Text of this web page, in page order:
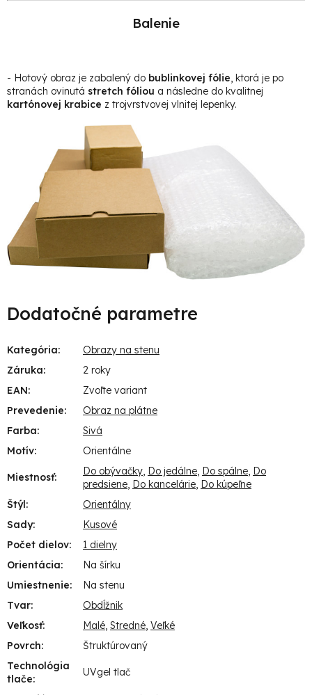
Balenie
- Hotový obraz je zabalený do bublinkovej fólie, ktorá je po
stranách ovinutá stretch fóliou a následne do kvalitnej
kartónovej krabice z trojvrstvovej vlnitej lepenky.
Dodatočné parametre
Kategória:
Obrazy na stenu
Záruka:
2 roky
EAN:
Zvoľte variant
Prevedenie:
Obraz na plátne
Farba:
Sivá
Motív: Orientálne
Miestnosť: Do obývačky, Do jedálne, Do spálne, Do
predsiene, Do kancelárie, Do kúpeľne
Štýl:
Orientálny
Sady:
Kusové
Počet dielov:
1 dielny
Orientácia:
Na šírku
Umiestnenie:
Na stenu
Tvar:
Obdĺžnik
Veľkosť: Malé, Stredné, Veľké
Povrch:
Štruktúrovaný
Technológia
tlače:
UVgel tlač